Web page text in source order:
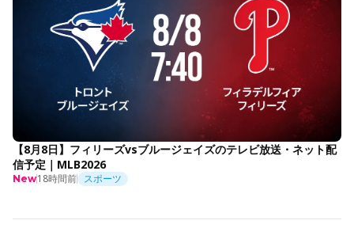
【8月8日】フィリーズvsブルージェイズのテレビ放送・ネット配
信予定｜MLB2026
New18時間前 スポーツ